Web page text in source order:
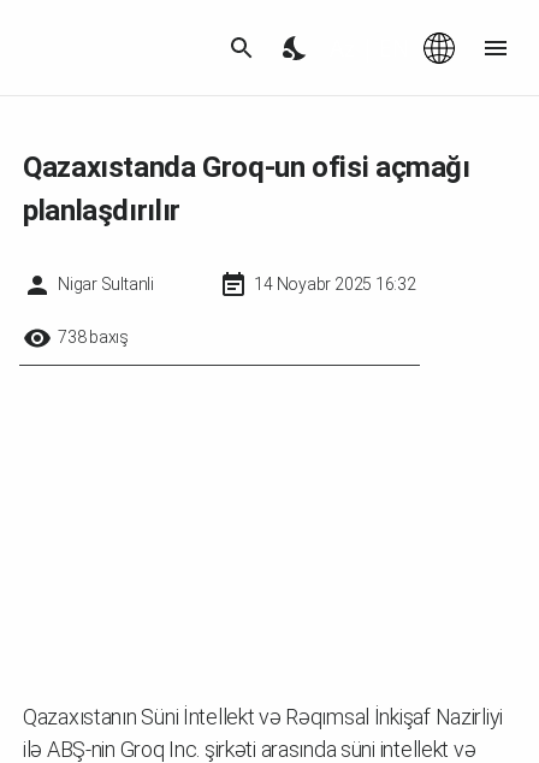
Qazaxıstanda Groq-un ofisi açmağı
planlaşdırılır
Nigar Sultanli 14 Noyabr 2025 16:32
738 baxış
Qazaxıstanın Süni İntellekt və Rəqımsal İnkişaf Nazirliyi
ilə ABŞ-nin Groq Inc. şirkəti arasında süni intellekt və